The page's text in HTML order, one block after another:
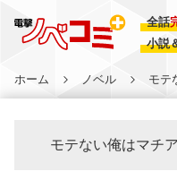
全話
小説
ホーム ノベル モテ
モテない俺はマチ